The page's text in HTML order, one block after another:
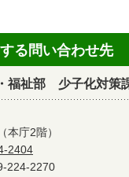
る問い合わせ先
福祉部 少子化対策
本庁2階）
2404
224-2270